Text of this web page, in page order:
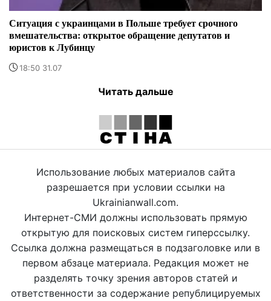
Ситуация с украинцами в Польше требует срочного
вмешательства: открытое обращение депутатов и
юристов к Лубинцу
18:50 31.07
Читать дальше
Использование любых материалов сайта
разрешается при условии ссылки на
Ukrainianwall.com.
Интернет-СМИ должны использовать прямую
открытую для поисковых систем гиперссылку.
Ссылка должна размещаться в подзаголовке или в
первом абзаце материала. Редакция может не
разделять точку зрения авторов статей и
ответственности за содержание републицируемых